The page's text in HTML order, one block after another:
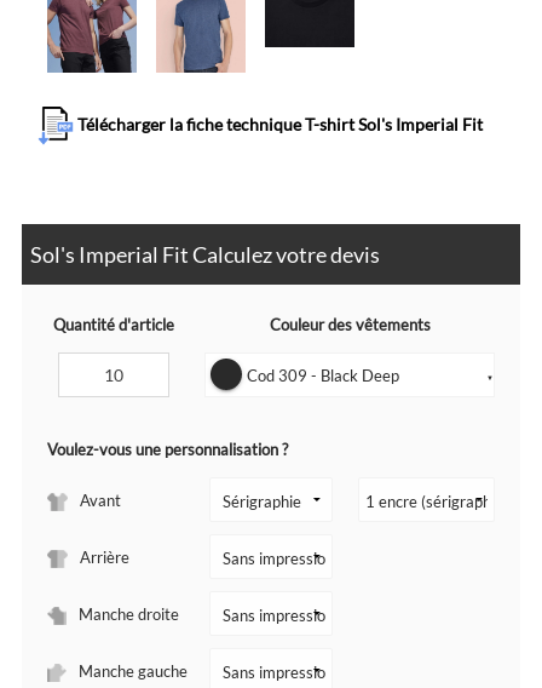
Télécharger la fiche technique T-shirt Sol's Imperial Fit
Sol's Imperial Fit Calculez votre devis
Quantité d'article Couleur des vêtements
Cod 309 - Black Deep ▼
Voulez-vous une personnalisation ?
Avant
Arrière
Manche droite
Manche gauche